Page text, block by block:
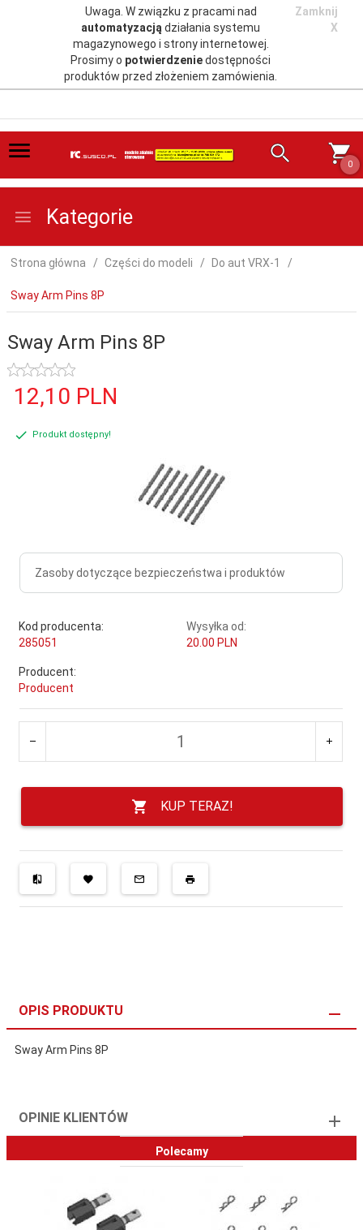
Uwaga. W związku z pracami nad
automatyzacjądziałania systemu
magazynowego i strony internetowej.
Prosimy o potwierdzeniedostępności
produktów przed złożeniem zamówienia.
Zamknij
X
0
Kategorie
Strona główna Części do modeli Do aut VRX-1
Sway Arm Pins 8P
Sway Arm Pins 8P
12,10 PLN
Produkt dostępny!
Zasoby dotyczące bezpieczeństwa i produktów
Kod producenta:
285051
Wysyłka od:
20.00 PLN
Producent:
Producent
KUP TERAZ!
OPIS PRODUKTU
Sway Arm Pins 8P
OPINIE KLIENTÓW
Polecamy